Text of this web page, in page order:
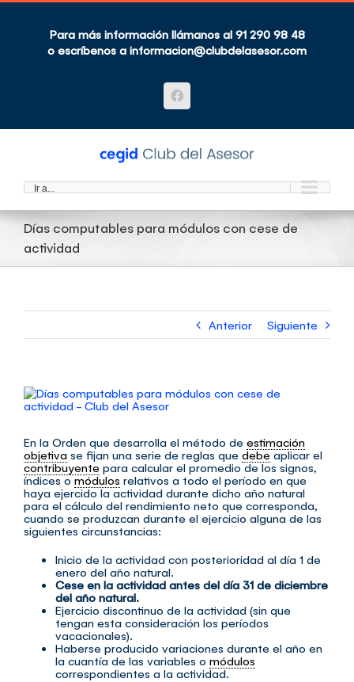
Saltar
contenidoPara más información llámanos al 91 290 98 48
o escríbenos a informacion@clubdelasesor.com
Facebook
Ir a...
Días computables para módulos con cese de
actividad
Anterior Siguiente
Ver
imagen
En la Orden que desarrolla el método de estimación
objetiva se fijan una serie de reglas que debeaplicar el
contribuyente para calcular el promedio de los signos,
índices omódulos relativos a todo el período en que
haya ejercido la actividad durante dicho año natural
para el cálculo del rendimiento neto que corresponda,
cuando se produzcan durante el ejercicio alguna de las
siguientes circunstancias:
Inicio de la actividad con posterioridad al día 1 de
enero del año natural.
Cese en la actividad antes del día 31 de diciembre
del año natural.
Ejercicio discontinuo de la actividad (sin que
tengan esta consideración los períodos
vacacionales).
Haberse producido variaciones durante el año en
la cuantía de las variables o módulos
correspondientes a la actividad.